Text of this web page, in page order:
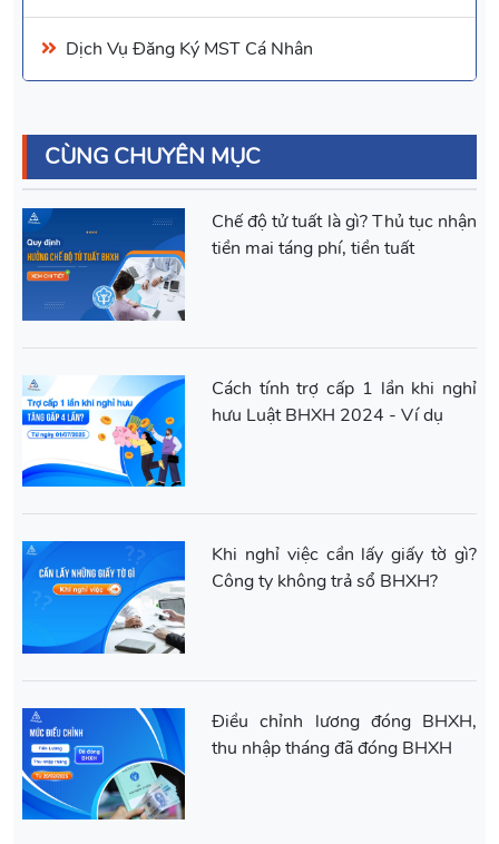
Dịch Vụ Đăng Ký MST Cá Nhân
CÙNG CHUYÊN MỤC
Chế độ tử tuất là gì? Thủ tục nhận
tiền mai táng phí, tiền tuất
Cách tính trợ cấp 1 lần khi nghỉ
hưu Luật BHXH 2024 - Ví dụ
Khi nghỉ việc cần lấy giấy tờ gì?
Công ty không trả sổ BHXH?
Điều chỉnh lương đóng BHXH,
thu nhập tháng đã đóng BHXH